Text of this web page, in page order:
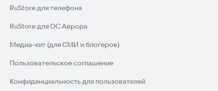
RuStore для телефона
RuStore для ОС Аврора
Медиа-кит (для СМИ и блогеров)
Пользовательское соглашение
Конфиденциальность для пользователей